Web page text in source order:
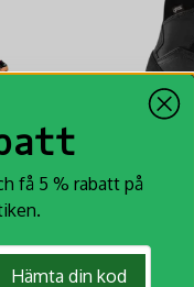
Vibram-
Crispi
Känga
få 5 % rabatt på
Hämta din kod